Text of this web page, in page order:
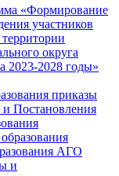
«Формирование
участников
округа
2023-2028 годы»
приказы
Постановления
АГО
и